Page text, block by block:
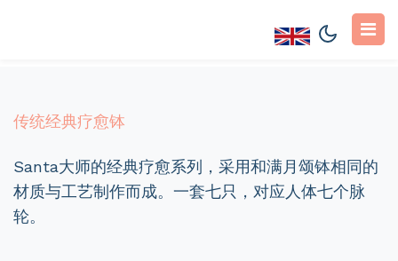
传统经典疗愈钵
Santa大师的经典疗愈系列，采用和满月颂钵相同的
材质与工艺制作而成。一套七只，对应人体七个脉
轮。